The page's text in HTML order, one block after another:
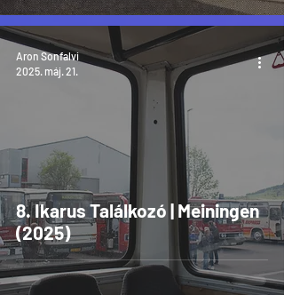
8. Ikarus Találkozó | Meiningen
(2025)
Aron Sonfalvi
2025. máj. 21.